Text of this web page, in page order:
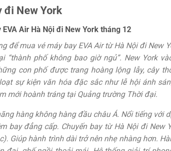
đi New York
Air Hà Nội đi New York tháng 12
để mua vé máy bay EVA Air từ Hà Nội đi New
“thành phố không bao giờ ngủ”. New York
con phố được trang hoàng lộng lẫy, cây
sự kiện văn hóa đặc sắc như lễ hội ánh
mới hoành tráng tại Quảng trường Thời đại.
hàng không hàng đầu châu Á. Nổi tiếng với
bay đẳng cấp. Chuyến bay từ Hà Nội đi New
Giúp hành trình dài trở nên nhẹ nhàng hơn.